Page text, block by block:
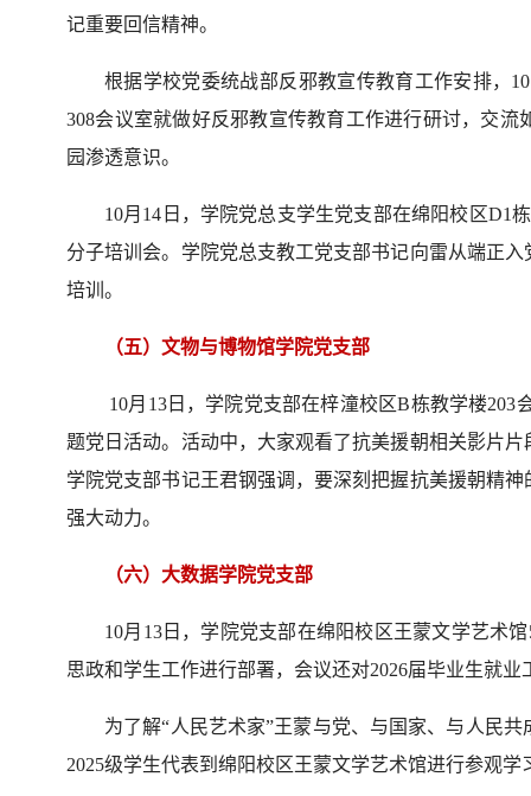
记重要回信精神。
根据学校党委统战部反邪教宣传教育工作安排，
308会议室就做好反邪教宣传教育工作进行研讨，交
园渗透意识。
10月14日，学院党总支学生党支部在绵阳校区D1
分子培训会。学院党总支教工党支部书记向雷从端正
培训。
（五）文物与博物馆学院党支部
10月13日，学院党支部在梓潼校区B栋教学楼203
题党日活动。活动中，大家观看了抗美援朝相关影片
学院党支部书记王君钢强调，要深刻把握抗美援朝精
强大动力。
（六）大数据学院党支部
10月13日，学院党支部在绵阳校区王蒙文学艺术
思政和学生工作进行部署，会议还对2026届毕业生就业
为了解“人民艺术家”王蒙与党、与国家、与人民
2025级学生代表到绵阳校区王蒙文学艺术馆进行参观学